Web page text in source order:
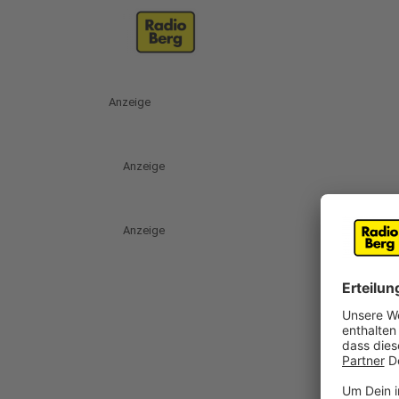
Anzeige
Anzeige
Anzeige